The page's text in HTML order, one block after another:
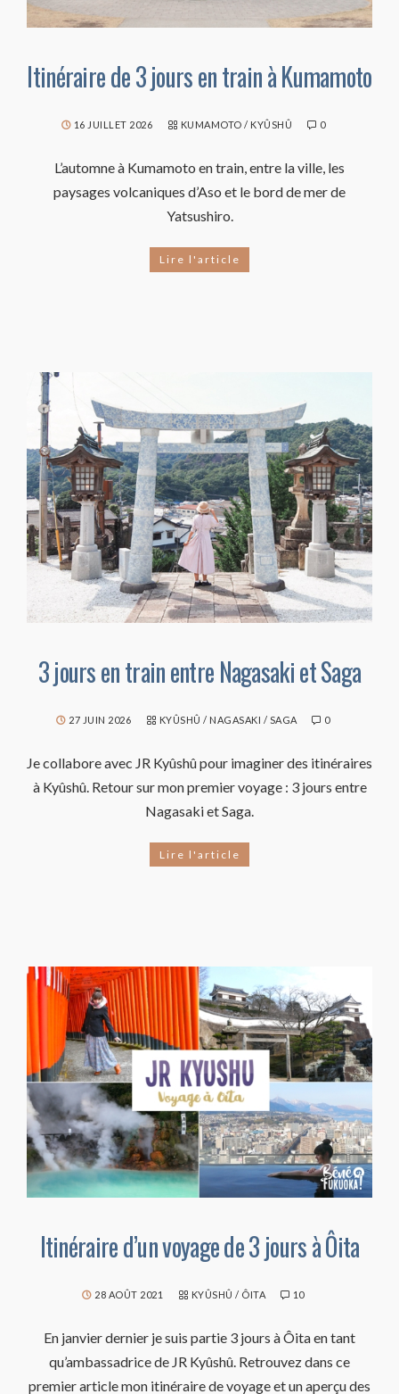
Itinéraire de 3 jours en train à Kumamoto
16 JUILLET 2026 KUMAMOTO / KYÛSHÛ 0
L’automne à Kumamoto en train, entre la ville, les
paysages volcaniques d’Aso et le bord de mer de
Yatsushiro.
Lire l'article
3 jours en train entre Nagasaki et Saga
27 JUIN 2026 KYÛSHÛ / NAGASAKI / SAGA 0
Je collabore avec JR Kyûshû pour imaginer des itinéraires
à Kyûshû. Retour sur mon premier voyage : 3 jours entre
Nagasaki et Saga.
Lire l'article
Itinéraire d’un voyage de 3 jours à Ôita
28 AOÛT 2021 KYÛSHÛ / ÔITA 10
En janvier dernier je suis partie 3 jours à Ôita en tant
qu’ambassadrice de JR Kyûshû. Retrouvez dans ce
premier article mon itinéraire de voyage et un aperçu des